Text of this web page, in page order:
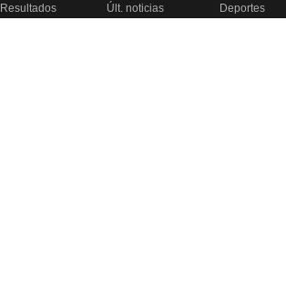
Resultados Últ. noticias Deportes